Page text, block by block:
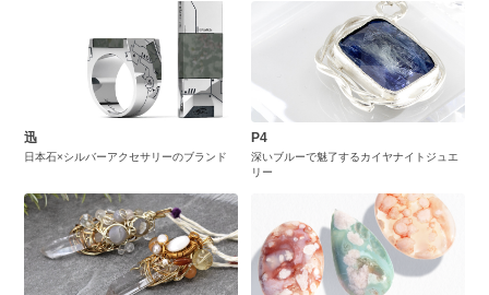
迅
日本石×シルバーアクセサリーのブランド
P4
深いブルーで魅了するカイヤナイトジュエ
リー